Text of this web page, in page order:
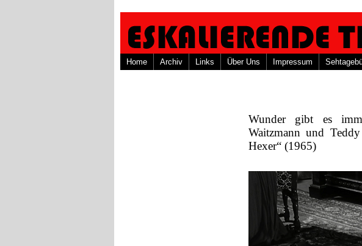
Home Archiv Links Über Uns Impressum
Wunder gibt es
Waitzmann und
Hexer“ (1965)